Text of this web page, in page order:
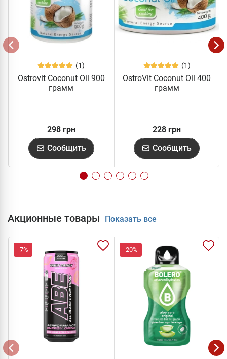
(1)
Ostrovit Coconut Oil 900
грамм
298 грн
Сообщить
(1)
OstroVit Coconut Oil 400
грамм
228 грн
Сообщить
Акционные товары Показать все
-7% -20%